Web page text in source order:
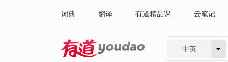
词典 翻译 有道精品课 云笔记
中英